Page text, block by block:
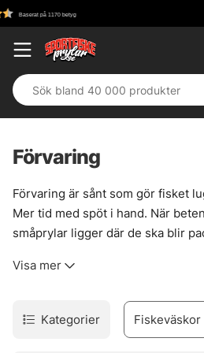
Förvaring
Förvaring är sånt som gör fisket
Mer tid med spöt i hand. När
småprylar ligger där de ska blir
enkelt, och det är det också — när
Här finns betesboxar, väskor,
förvaring för olika typer av fiske.
Visa mer
Kategorier Fiskeväskor